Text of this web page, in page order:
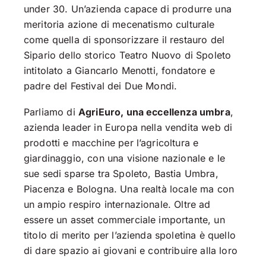
under 30. Un’azienda capace di produrre una
meritoria azione di mecenatismo culturale
come quella di sponsorizzare il restauro del
Sipario dello storico Teatro Nuovo di Spoleto
intitolato a Giancarlo Menotti, fondatore e
padre del Festival dei Due Mondi.
Parliamo di AgriEuro, una eccellenza umbra,
azienda leader in Europa nella vendita web di
prodotti e macchine per l’agricoltura e
giardinaggio, con una visione nazionale e le
sue sedi sparse tra Spoleto, Bastia Umbra,
Piacenza e Bologna. Una realtà locale ma con
un ampio respiro internazionale. Oltre ad
essere un asset commerciale importante, un
titolo di merito per l’azienda spoletina è quello
di dare spazio ai giovani e contribuire alla loro